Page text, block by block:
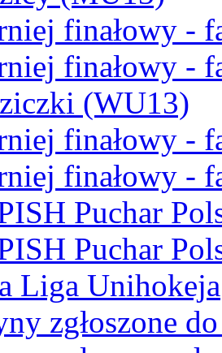
finałowy -
finałowy -
(WU13)
finałowy -
finałowy -
Puchar
Puchar
Liga Unihokeja
zgłoszone